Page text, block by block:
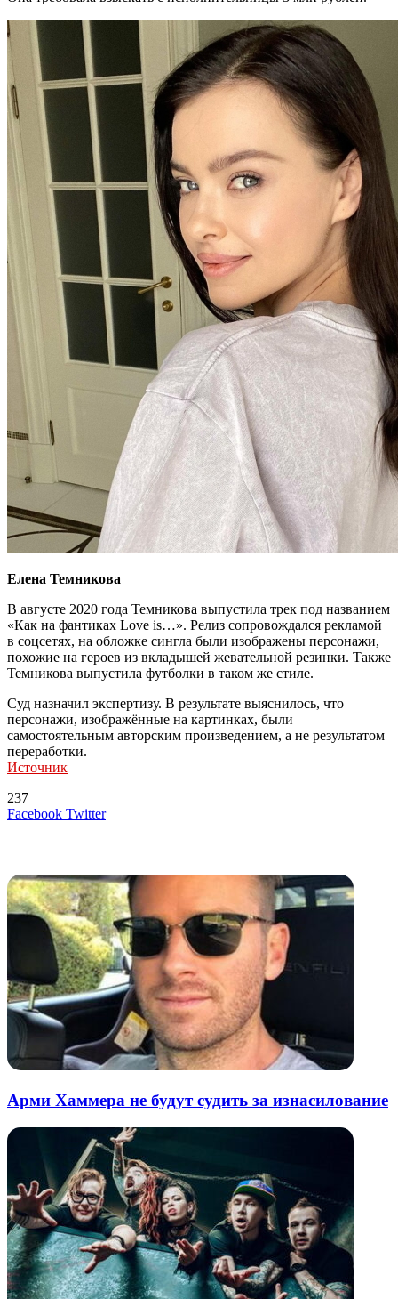
Елена Темникова
В августе 2020 года Темникова выпустила трек под названием
«Как на фантиках Love is…». Релиз сопровождался рекламой
в соцсетях, на обложке сингла были изображены персонажи,
похожие на героев из вкладышей жевательной резинки. Также
Темникова выпустила футболки в таком же стиле.
Суд назначил экспертизу. В результате выяснилось, что
персонажи, изображённые на картинках, были
самостоятельным авторским произведением, а не результатом
переработки.
Источник
237
Facebook TwitterLinkedIn
Tumblr
Reddit
Вконтакте
Одноклассники
Skype
Messenger
Messenger
WhatsApp
Telegram
Viber
Line
Поделиться
Печатать
Арми Хаммера не будут судить за изнасилование